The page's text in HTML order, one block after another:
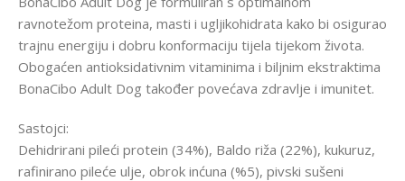
ravnotežom proteina, masti i ugljikohidrata kako bi osigurao
trajnu energiju i dobru konformaciju tijela tijekom života.
Obogaćen antioksidativnim vitaminima i biljnim ekstraktima
BonaCibo Adult Dog također povećava zdravlje i imunitet.
Sastojci:
Dehidrirani pileći protein (34%), Baldo riža (22%), kukuruz,
rafinirano pileće ulje, obrok inćuna (%5), pivski sušeni